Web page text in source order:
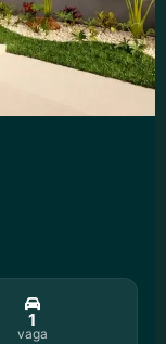
1
vaga